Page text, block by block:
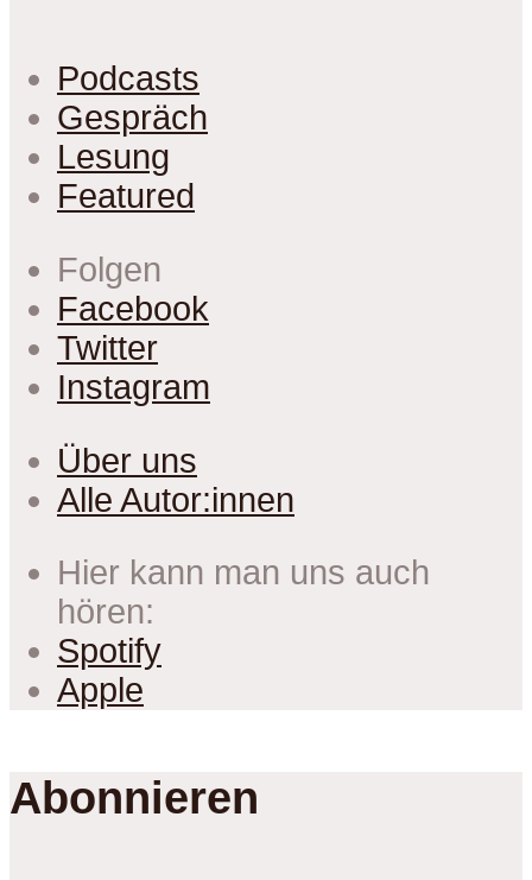
Podcasts
Gespräch
Lesung
Featured
Folgen
Facebook
Twitter
Instagram
Über uns
Alle Autor:innen
Hier kann man uns auch
hören:
Spotify
Apple
Abonnieren